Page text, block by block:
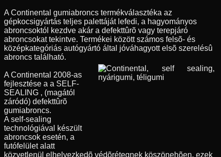
A Continental gumiabroncs termékválasztéka az
gépkocsigyártás teljes palettáját lefedi, a hagyományos
abroncsoktól kezdve akár a defekttûrõ vagy terepjáró
abroncsokat tekintve. Termékei között számos felsõ- és
középkategóriás autógyártó által jóváhagyott elsõ szerelésû
abroncs található.
A Continental 2008-as
fejlesztése a a SELF-
SEALING , (magától
záródó) defekttûrõ
gumiabroncs.
A self-sealing
technológiával készült
abroncsok esetén, a
futófelület alatt
közvetlenül elhelyezkedõ védõrétegnek köszönehõen, ezek